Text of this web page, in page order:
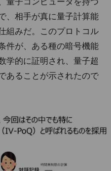
、相手が真に量子計算能
組みだ。このプロトコル
件が、ある種の暗号機能
学的に証明され、量子超
あることが示されたので